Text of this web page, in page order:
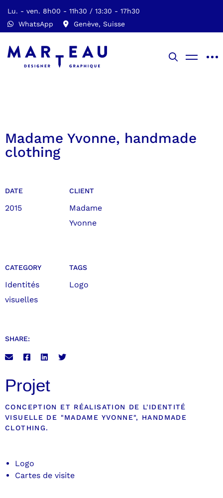
Lu. - ven. 8h00 - 11h30 / 13:30 - 17h30
WhatsApp
Genève, Suisse
Madame Yvonne, handmade
clothing
DATE
2015
CLIENT
Madame
Yvonne
CATEGORY
Identités
visuelles
TAGS
Logo
SHARE:
Projet
CONCEPTION ET RÉALISATION DE L'IDENTITÉ
VISUELLE DE "MADAME YVONNE", HANDMADE
CLOTHING.
Logo
Cartes de visite